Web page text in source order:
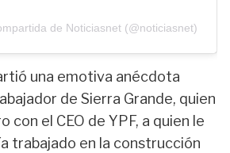
de Noticiasnet (@noticiasnet)
una emotiva anécdota
de Sierra Grande, quien
con el CEO de YPF, a quien le
trabajado en la construcción